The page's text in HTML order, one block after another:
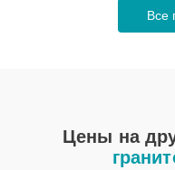
Все
Цены на